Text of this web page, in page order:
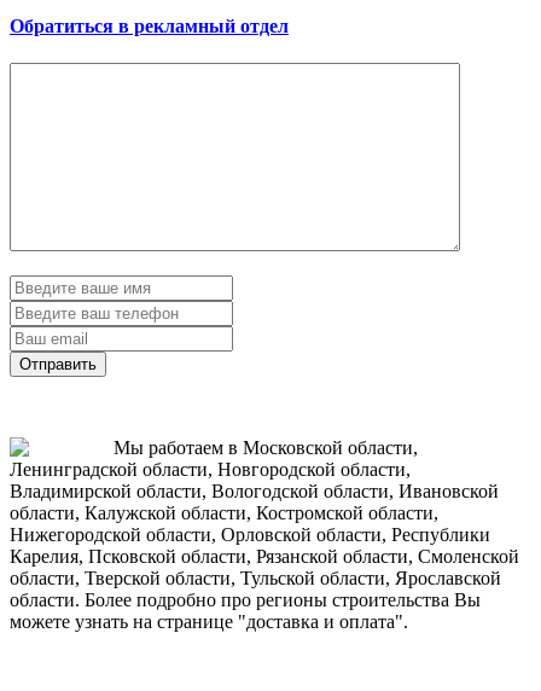
Обратиться в рекламный отдел
Отправить
Мы работаем в Московской области,
Ленинградской области, Новгородской области,
Владимирской области, Вологодской области, Ивановской
области, Калужской области, Костромской области,
Нижегородской области, Орловской области, Республики
Карелия, Псковской области, Рязанской области, Смоленской
области, Тверской области, Тульской области, Ярославской
области. Более подробно про регионы строительства Вы
можете узнать на странице "доставка и оплата".